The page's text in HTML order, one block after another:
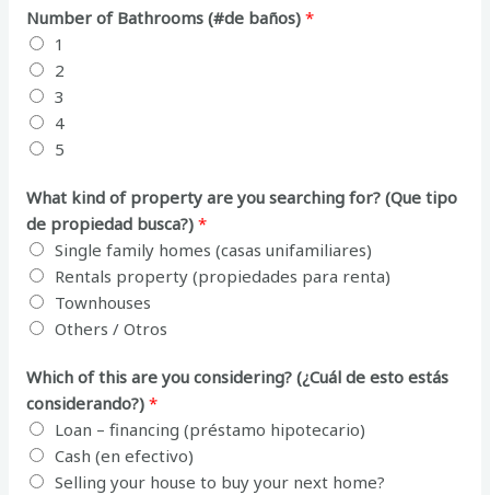
Number of Bathrooms (#de baños)*
1
2
3
4
5
What kind of property are you searching for? (Que tipo
de propiedad busca?)*
Single family homes (casas unifamiliares)
Rentals property (propiedades para renta)
Townhouses
Others / Otros
Which of this are you considering? (¿Cuál de esto estás
considerando?)*
Loan – financing (préstamo hipotecario)
Cash (en efectivo)
Selling your house to buy your next home?